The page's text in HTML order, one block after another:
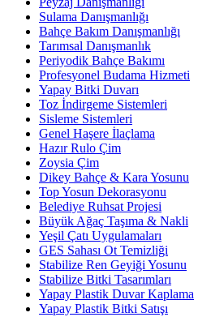
Sulama Danışmanlığı
Bahçe Bakım Danışmanlığı
Tarımsal Danışmanlık
Periyodik Bahçe Bakımı
Profesyonel Budama Hizmeti
Yapay Bitki Duvarı
Toz İndirgeme Sistemleri
Sisleme Sistemleri
Genel Haşere İlaçlama
Hazır Rulo Çim
Zoysia Çim
Dikey Bahçe & Kara Yosunu
Top Yosun Dekorasyonu
Belediye Ruhsat Projesi
Büyük Ağaç Taşıma & Nakli
Yeşil Çatı Uygulamaları
GES Sahası Ot Temizliği
Stabilize Ren Geyiği Yosunu
Stabilize Bitki Tasarımları
Yapay Plastik Duvar Kaplama
Yapay Plastik Bitki Satışı